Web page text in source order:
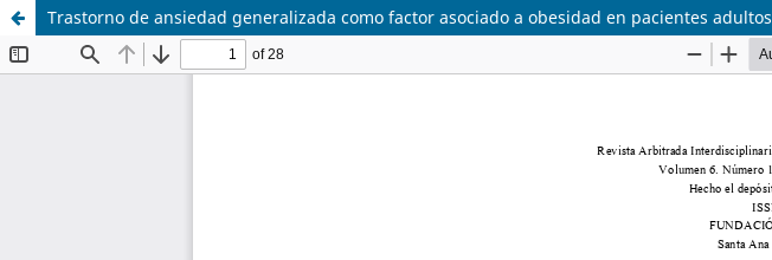
Trastorno de ansiedad generalizada como factor asociado a obesidad en pacientes adultos